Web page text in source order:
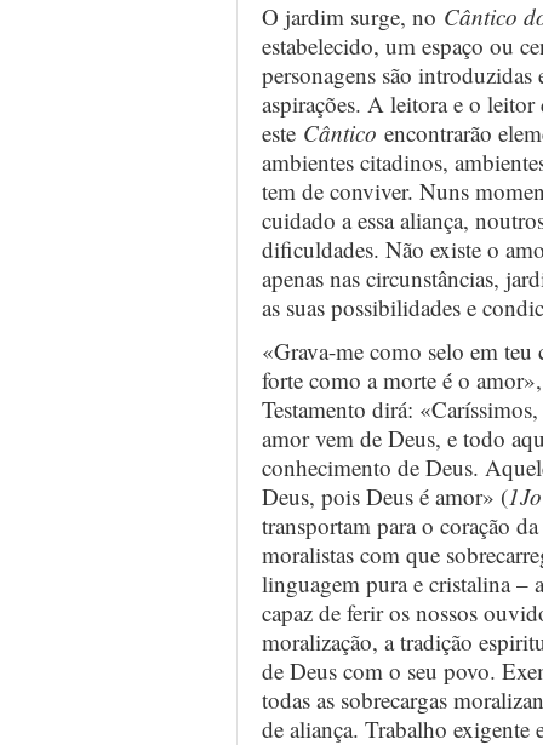
O jardim surge, no Cântico
estabelecido, um espaço ou
personagens são introduzidas
aspirações. A leitora e o leitor
este Cântico encontrarão
ambientes citadinos,
tem de conviver. Nuns
cuidado a essa aliança,
dificuldades. Não existe o
apenas nas circunstâncias,
as suas possibilidades e
«Grava-me como selo em
forte como a morte é o
Testamento dirá:
amor vem de Deus, e todo
conhecimento de Deus.
Deus, pois Deus é amor» (1Jo
transportam para o coração
moralistas com que
linguagem pura e cristalina –
capaz de ferir os nossos
moralização, a tradição
de Deus com o seu povo.
todas as sobrecargas
de aliança. Trabalho exigente